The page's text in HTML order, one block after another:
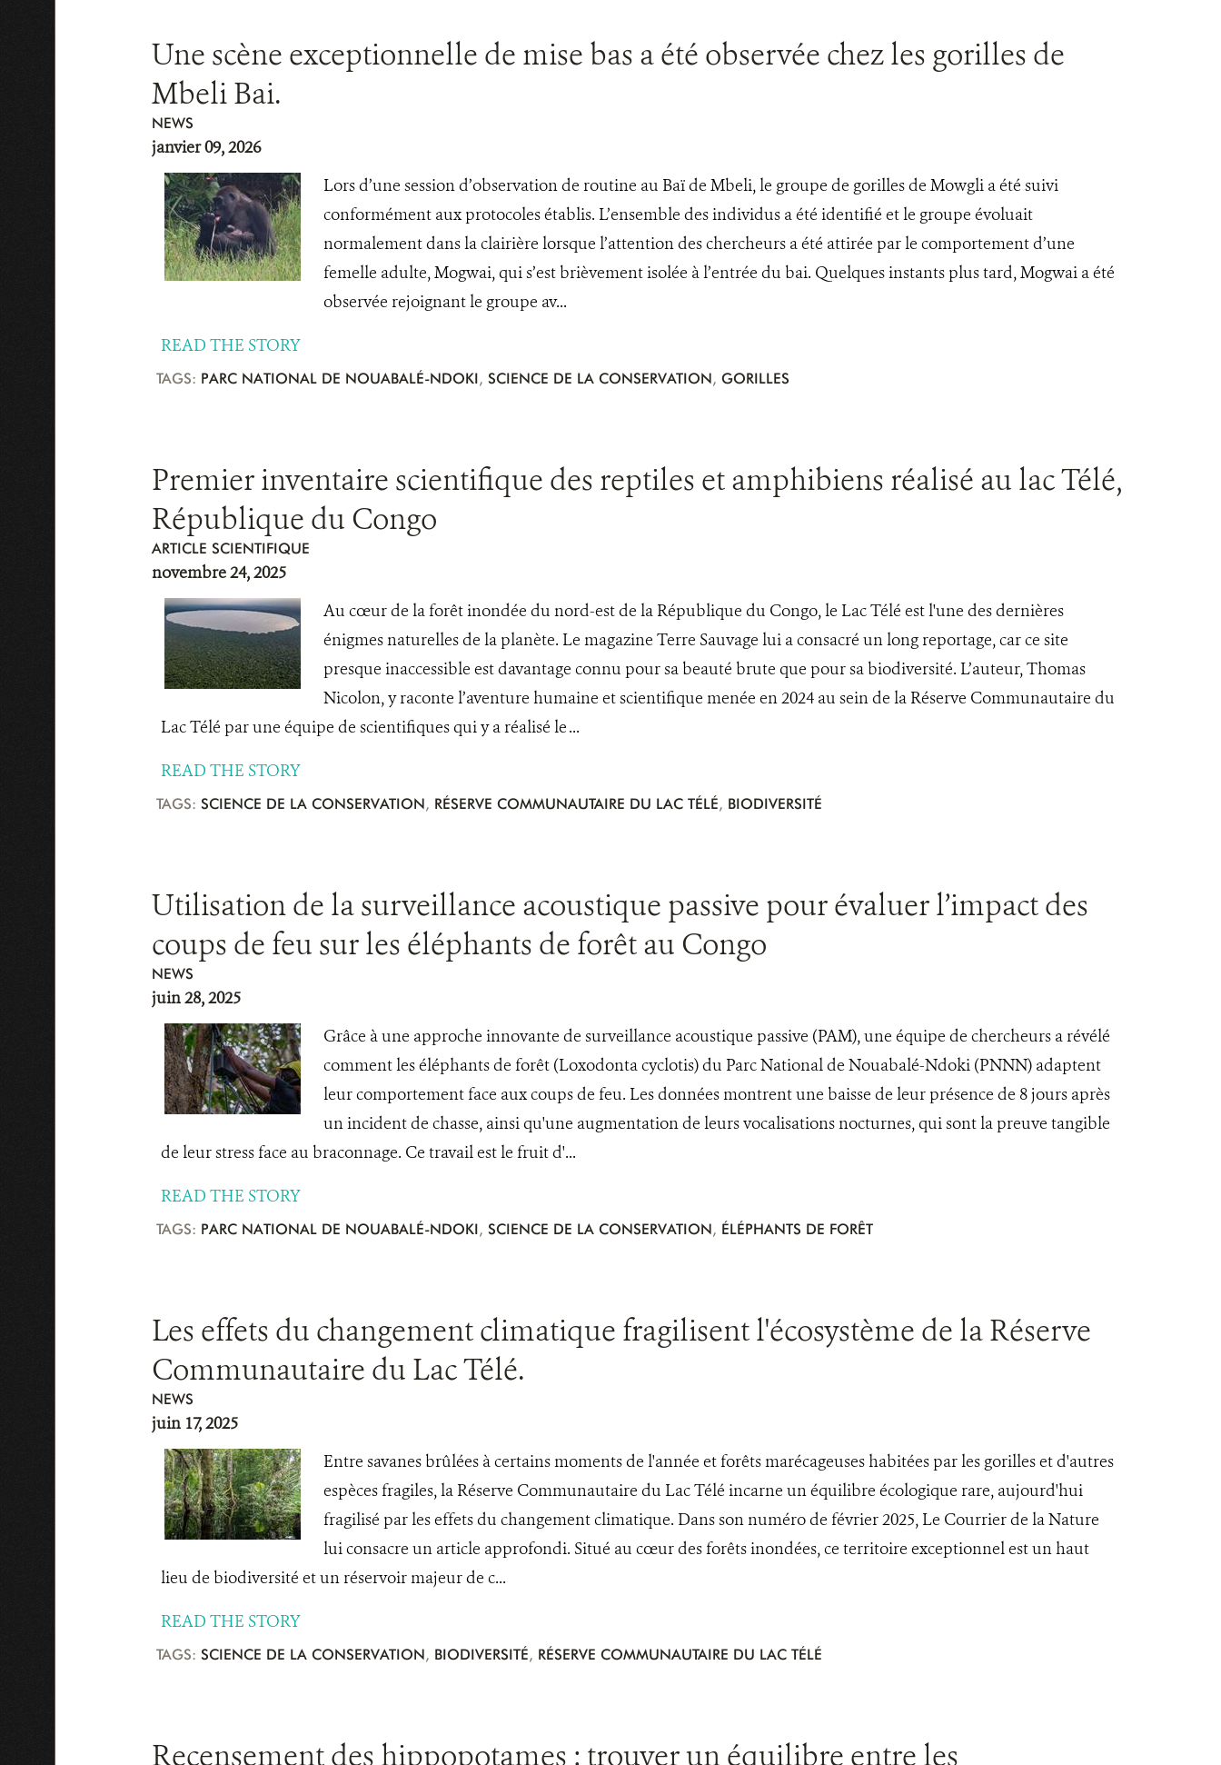
Une scène exceptionnelle de mise bas a été observée chez les gorilles de
Mbeli Bai.
NEWS
janvier 09, 2026
Lors d’une session d’observation de routine au Baï de Mbeli, le groupe de gorilles de Mowgli a été suivi
conformément aux protocoles établis. L’ensemble des individus a été identifié et le groupe évoluait
normalement dans la clairière lorsque l’attention des chercheurs a été attirée par le comportement d’une
femelle adulte, Mogwai, qui s’est brièvement isolée à l’entrée du bai. Quelques instants plus tard, Mogwai a été
observée rejoignant le groupe av...
READ THE STORY
TAGS: PARC NATIONAL DE NOUABALÉ-NDOKI, SCIENCE DE LA CONSERVATION, GORILLES
Premier inventaire scientifique des reptiles et amphibiens réalisé au lac Télé,
République du Congo
ARTICLE SCIENTIFIQUE
novembre 24, 2025
Au cœur de la forêt inondée du nord-est de la République du Congo, le Lac Télé est l'une des dernières
énigmes naturelles de la planète. Le magazine Terre Sauvage lui a consacré un long reportage, car ce site
presque inaccessible est davantage connu pour sa beauté brute que pour sa biodiversité. L’auteur, Thomas
Nicolon, y raconte l’aventure humaine et scientifique menée en 2024 au sein de la Réserve Communautaire du
Lac Télé par une équipe de scientifiques qui y a réalisé le ...
READ THE STORY
TAGS: SCIENCE DE LA CONSERVATION, RÉSERVE COMMUNAUTAIRE DU LAC TÉLÉ, BIODIVERSITÉ
Utilisation de la surveillance acoustique passive pour évaluer l’impact des
coups de feu sur les éléphants de forêt au Congo
NEWS
juin 28, 2025
Grâce à une approche innovante de surveillance acoustique passive (PAM), une équipe de chercheurs a révélé
comment les éléphants de forêt (Loxodonta cyclotis) du Parc National de Nouabalé-Ndoki (PNNN) adaptent
leur comportement face aux coups de feu. Les données montrent une baisse de leur présence de 8 jours après
un incident de chasse, ainsi qu'une augmentation de leurs vocalisations nocturnes, qui sont la preuve tangible
de leur stress face au braconnage. Ce travail est le fruit d'...
READ THE STORY
TAGS: PARC NATIONAL DE NOUABALÉ-NDOKI, SCIENCE DE LA CONSERVATION, ÉLÉPHANTS DE FORÊT
Les effets du changement climatique fragilisent l'écosystème de la Réserve
Communautaire du Lac Télé.
NEWS
juin 17, 2025
Entre savanes brûlées à certains moments de l'année et forêts marécageuses habitées par les gorilles et d'autres
espèces fragiles, la Réserve Communautaire du Lac Télé incarne un équilibre écologique rare, aujourd'hui
fragilisé par les effets du changement climatique. Dans son numéro de février 2025, Le Courrier de la Nature
lui consacre un article approfondi. Situé au cœur des forêts inondées, ce territoire exceptionnel est un haut
lieu de biodiversité et un réservoir majeur de c...
READ THE STORY
TAGS: SCIENCE DE LA CONSERVATION, BIODIVERSITÉ, RÉSERVE COMMUNAUTAIRE DU LAC TÉLÉ
Recensement des hippopotames : trouver un équilibre entre les